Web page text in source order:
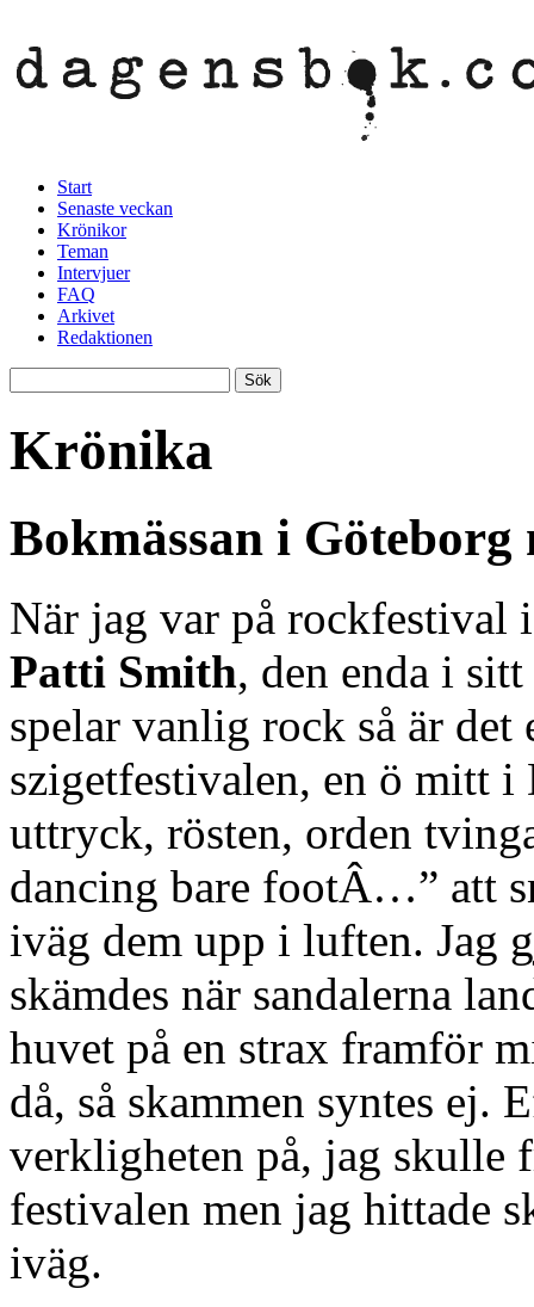
Start
Senaste veckan
Krönikor
Teman
Intervjuer
FAQ
Arkivet
Redaktionen
Krönika
Bokmässan i Göteborg
När jag var på rockfestival
Patti Smith, den enda i
spelar vanlig rock så är
szigetfestivalen, en ö mitt i
uttryck, rösten, orden
dancing bare footÂ…” att
iväg dem upp i luften. Jag
skämdes när sandalerna
huvet på en strax framför
då, så skammen syntes ej.
verkligheten på, jag skulle
festivalen men jag hittade
iväg.